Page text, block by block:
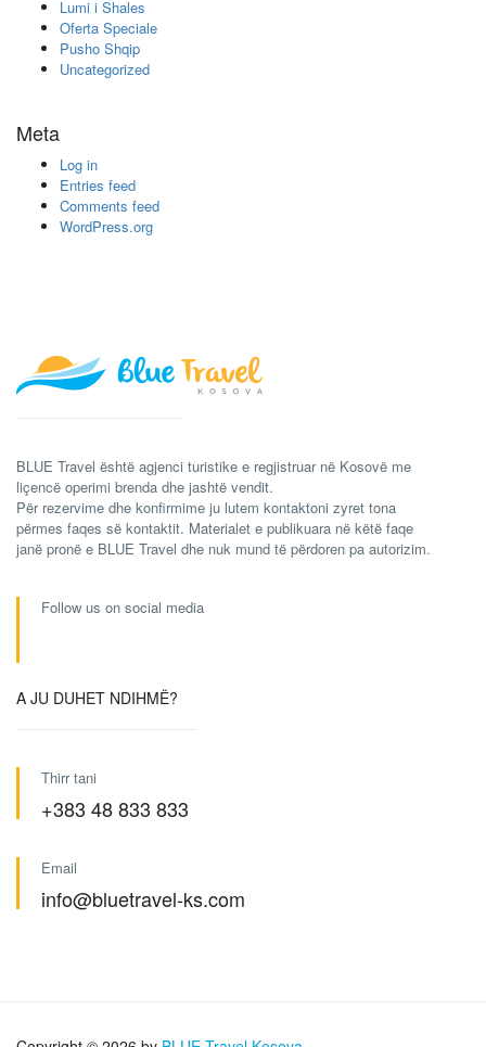
Lumi i Shales
Oferta Speciale
Pusho Shqip
Uncategorized
Meta
Log in
Entries feed
Comments feed
WordPress.org
BLUE Travel është agjenci turistike e regjistruar në Kosovë me
liçencë operimi brenda dhe jashtë vendit.
Për rezervime dhe konfirmime ju lutem kontaktoni zyret tona
përmes faqes së kontaktit. Materialet e publikuara në këtë faqe
janë pronë e BLUE Travel dhe nuk mund të përdoren pa autorizim.
Follow us on social media
A JU DUHET NDIHMË?
Thirr tani
+383 48 833 833
Email
info@bluetravel-ks.com